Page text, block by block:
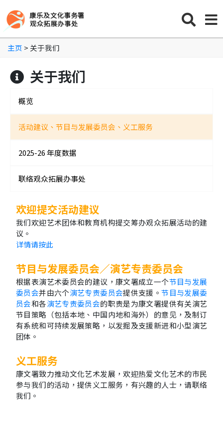
主页 > 关于我们
关于我们
概览
活动建议、节目与发展委员会、义工服务
2025-26 年度数据
联络观众拓展办事处
欢迎提交活动建议
我们欢迎艺术团体和教育机构提交筹办观众拓展活动的建
议。
详情请按此
节目与发展委员会／演艺专责委员会
根据表演艺术委员会的建议，康文署成立一个节目与发展
委员会并由六个演艺专责委员会提供支援。节目与发展委
员会和各演艺专责委员会的职责是为康文署提供有关演艺
节目策略（包括本地、中国内地和海外）的意见，及制订
有系统和可持续发展策略，以发掘及支援新进和小型演艺
团体。
义工服务
康文署致力推动文化艺术发展，欢迎热爱文化艺术的市民
参与我们的活动，提供义工服务，有兴趣的人士，请联络
我们。